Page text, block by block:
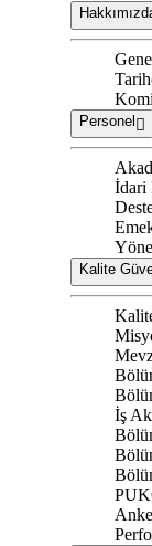
Personel
İdari
Kalite
İş